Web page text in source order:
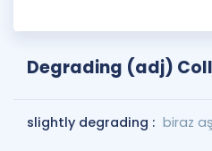
Degrading (adj)
slightly degrading : biraz